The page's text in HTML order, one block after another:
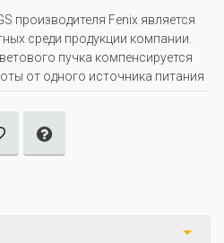
производителя Fenix является
среди продукции компании.
пучка компенсируется
от одного источника питания